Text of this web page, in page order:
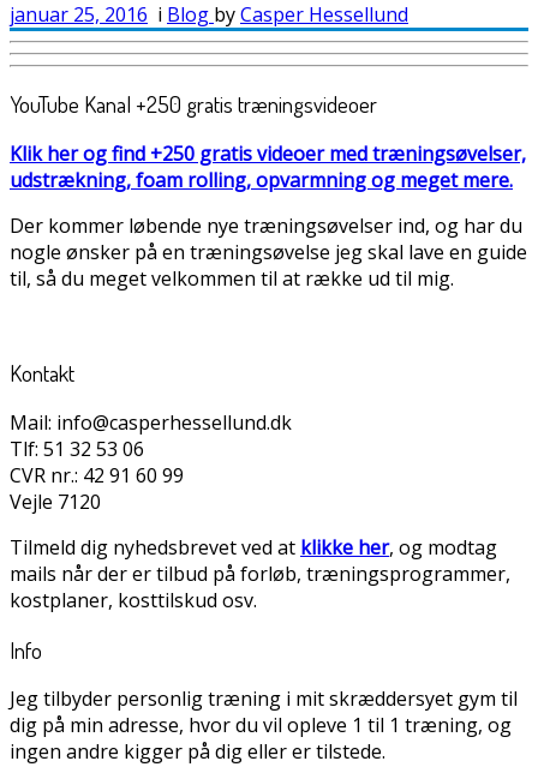
januar 25, 2016 i Blog byCasper Hessellund
YouTube Kanal +250 gratis træningsvideoer
Klik her og find +250 gratis videoer med træningsøvelser,
udstrækning, foam rolling, opvarmning og meget mere.
Der kommer løbende nye træningsøvelser ind, og har du
nogle ønsker på en træningsøvelse jeg skal lave en guide
til, så du meget velkommen til at række ud til mig.
Kontakt
Mail: info@casperhessellund.dk
Tlf: 51 32 53 06
CVR nr.: 42 91 60 99
Vejle 7120
Tilmeld dig nyhedsbrevet ved at klikke her, og modtag
mails når der er tilbud på forløb, træningsprogrammer,
kostplaner, kosttilskud osv.
Info
Jeg tilbyder personlig træning i mit skræddersyet gym til
dig på min adresse, hvor du vil opleve 1 til 1 træning, og
ingen andre kigger på dig eller er tilstede.